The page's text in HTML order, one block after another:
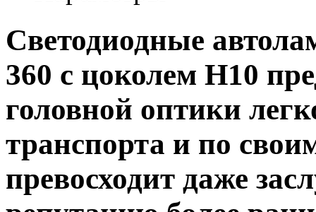
Светодиодные
360 с цоколем H10
головной оптики
транспорта и по
превосходит даже